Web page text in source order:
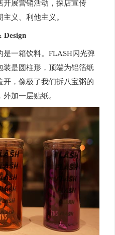
开展营销活动，探店宣传
义、利他主义。
Design
一箱饮料。FLASH闪光弹
装是圆柱形，顶端为铝箔纸
，像极了我们拆八宝粥的
加一层贴纸。